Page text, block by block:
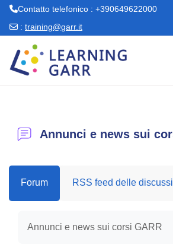
Contatto telefonico : +390649622000
: training@garr.it
Annunci e news sui
Forum RSS feed delle
Annunci e news sui corsi GARR